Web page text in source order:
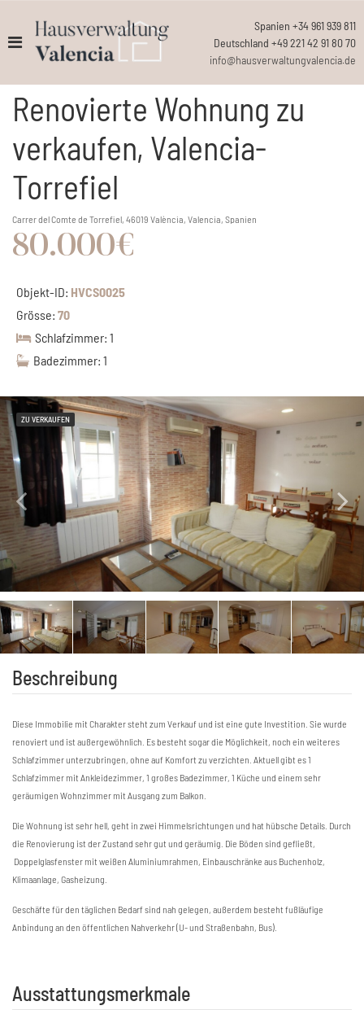
Spanien +34 961 939 811
Deutschland +49 221 42 91 80 70
info@hausverwaltungvalencia.de
Renovierte Wohnung zu
verkaufen, Valencia-
Torrefiel
Carrer del Comte de Torrefiel, 46019 València, Valencia, Spanien
80.000€
Objekt-ID: HVCS0025
Grösse: 70
Schlafzimmer: 1
Badezimmer: 1
ZU VERKAUFEN
Beschreibung
Diese Immobilie mit Charakter steht zum Verkauf und ist eine gute Investition. Sie wurde
renoviert und ist außergewöhnlich. Es besteht sogar die Möglichkeit, noch ein weiteres
Schlafzimmer unterzubringen, ohne auf Komfort zu verzichten. Aktuell gibt es 1
Schlafzimmer mit Ankleidezimmer, 1 großes Badezimmer, 1 Küche und einem sehr
geräumigen Wohnzimmer mit Ausgang zum Balkon.
Die Wohnung ist sehr hell, geht in zwei Himmelsrichtungen und hat hübsche Details. Durch
die Renovierung ist der Zustand sehr gut und geräumig. Die Böden sind gefließt,
Doppelglasfenster mit weißen Aluminiumrahmen, Einbauschränke aus Buchenholz,
Klimaanlage, Gasheizung.
Geschäfte für den täglichen Bedarf sind nah gelegen, außerdem besteht fußläufige
Anbindung an den öffentlichen Nahverkehr (U- und Straßenbahn, Bus).
Ausstattungsmerkmale